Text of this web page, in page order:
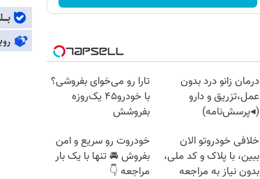
درمان زانو درد بدون
عمل،تزریق و دارو
(◂پرسش‌نامه)
تارا رو می‌خوای بفروشی؟
با خودرو۴۵ یک‌روزه
بفروشش
خلافی خودروتو الان
ببین، با پلاک و کد ملی،
بدون نیاز به مراجعه
خودروت رو سریع و امن
بفروش 🚘 تنها با یک بار
مراجعه 👇